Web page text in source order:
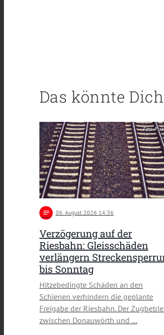
Das könnte
Foto:
notes 06. August 2026 14:36
Verzögerung auf der
Riesbahn: Gleisschäden
verlängern
bis Sonntag
Hitzebedingte Schäden an den
Schienen verhindern die geplante
Freigabe der Riesbahn. Der
zwischen Donauwörth und …